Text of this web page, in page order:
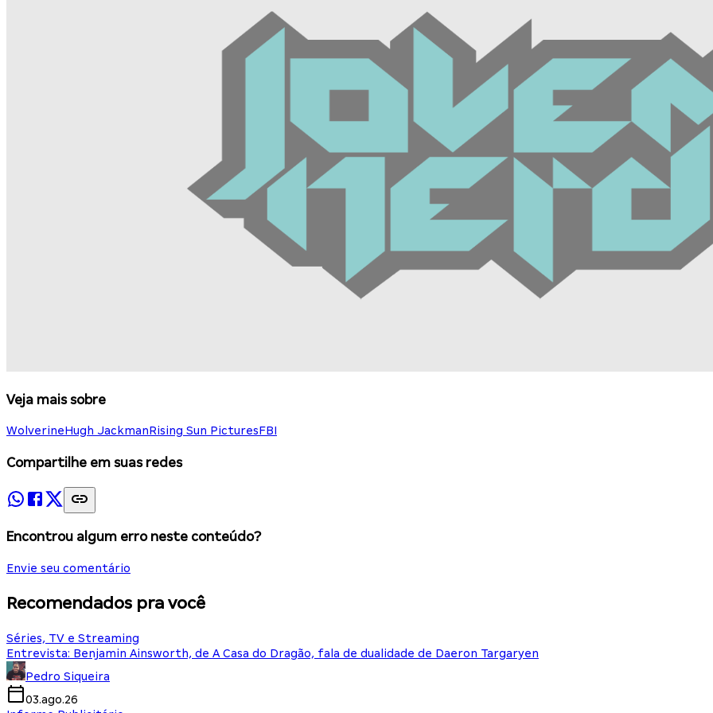
Veja mais sobre
WolverineHugh JackmanRising Sun PicturesFBI
Compartilhe em suas redes
Encontrou algum erro neste conteúdo?
Envie seu comentário
Recomendados pra você
Séries, TV e Streaming
Entrevista: Benjamin Ainsworth, de A Casa do Dragão, fala de dualidade de Daeron Targaryen
Pedro Siqueira
03.ago.26